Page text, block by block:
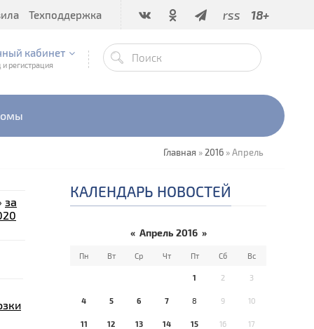
rss 18+
Техподдержка
кабинет
регистрация
Главная » 2016 »Апрель
за
КАЛЕНДАРЬ НОВОСТЕЙ
« Апрель 2016 »
Пн Вт Ср Чт Пт Сб Вс
1 2 3
4 5 6 7 8 9 10
11 12 13 14 15 16 17